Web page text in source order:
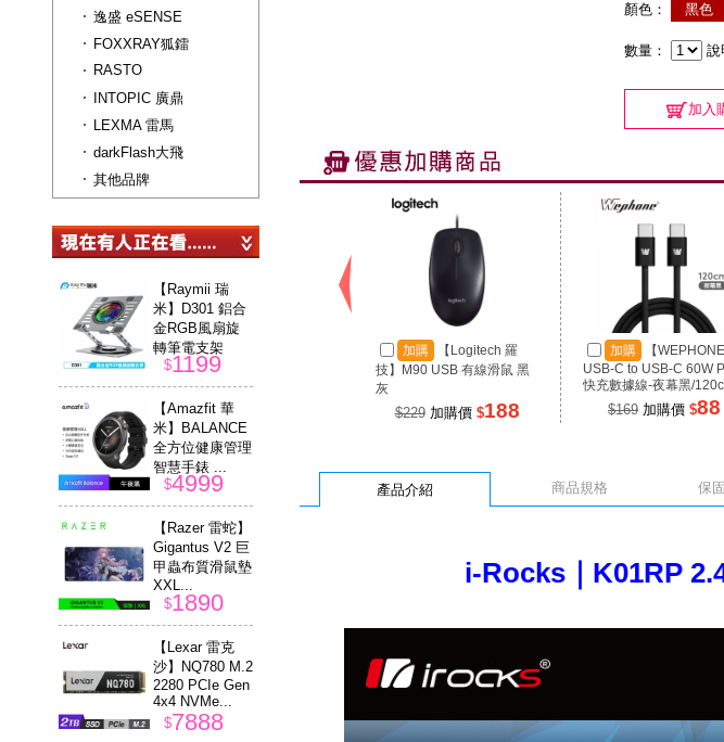
顏色： 黑色
數量： 說
加入
加購
【Logitech 羅
技】M90 USB 有線滑鼠 黑
灰
$229加購價 $188
加購
【WEPHONE
USB-C to USB-C 60W
快充數據線-夜幕黑/
$169 加購價 $88
產品介紹 商品規格 保
i-Rocks｜K01RP
逸盛 eSENSE
FOXXRAY狐鐳
RASTO
INTOPIC 廣鼎
LEXMA 雷馬
darkFlash大飛
其他品牌
【Raymii 瑞
米】D301 鋁合
金RGB風扇旋
轉筆電支架
$1199
【Amazfit 華
米】BALANCE
全方位健康管理
智慧手錶 ...
$4999
【Razer 雷蛇】
Gigantus V2 巨
甲蟲布質滑鼠墊
XXL...
$1890
【Lexar 雷克
沙】NQ780 M.2
2280 PCIe Gen
4x4 NVMe...
$7888